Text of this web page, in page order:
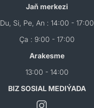
Jaň merkezi
Du, Si, Pe, An : 14:00 - 17:00
Ça : 9:00 - 17:00
Arakesme
13:00 - 14:00
BIZ SOSIAL MEDIÝADA